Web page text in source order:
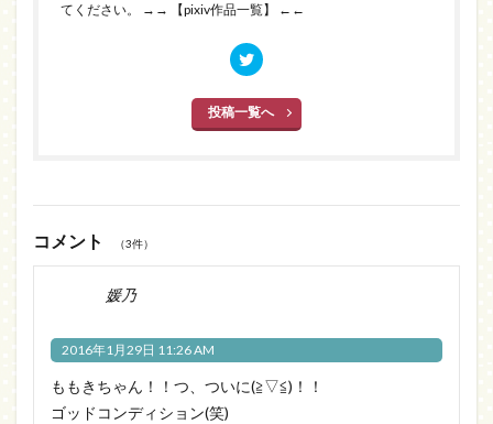
てください。
→→ 【pixiv作品一覧】 ←←
投稿一覧へ
コメント （3件）
媛乃
2016年1月29日 11:26 AM
ももきちゃん！！つ、ついに(≧▽≦)！！
ゴッドコンディション(笑)